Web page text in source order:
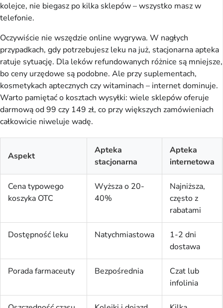
kolejce, nie biegasz po kilka sklepów – wszystko masz w
telefonie.
Oczywiście nie wszędzie online wygrywa. W nagłych
przypadkach, gdy potrzebujesz leku na już, stacjonarna apteka
ratuje sytuację. Dla leków refundowanych różnice są mniejsze,
bo ceny urzędowe są podobne. Ale przy suplementach,
kosmetykach aptecznych czy witaminach – internet dominuje.
Warto pamiętać o kosztach wysyłki: wiele sklepów oferuje
darmową od 99 czy 149 zł, co przy większych zamówieniach
całkowicie niweluje wadę.
Aspekt
Apteka
stacjonarna
Apteka
internetowa
Cena typowego
koszyka OTC
Wyższa o 20-
40%
Najniższa,
często z
rabatami
Dostępność leku Natychmiastowa
1-2 dni
dostawa
Porada farmaceuty Bezpośrednia
Czat lub
infolinia